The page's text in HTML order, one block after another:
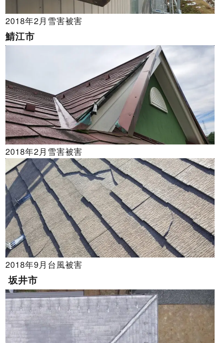
2018年2月雪害被害
鯖江市
2018年2月雪害被害
2018年9月台風被害
坂井市